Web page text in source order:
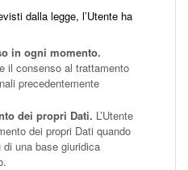
dalla legge, l’Utente ha
in ogni momento.
il consenso al trattamento
precedentemente
dei propri Dati. L’Utente
dei propri Dati quando
una base giuridica